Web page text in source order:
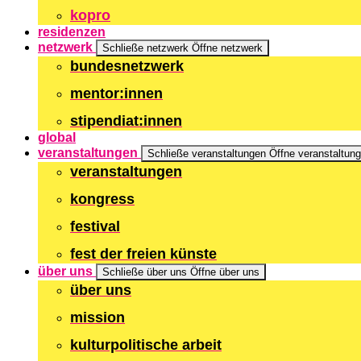
kopro
residenzen
netzwerk
Schließe netzwerk Öffne netzwerk
bundesnetzwerk
mentor:innen
stipendiat:innen
global
veranstaltungen
Schließe veranstaltungen Öffne
veranstaltungen
kongress
festival
fest der freien künste
über uns Schließe über uns Öffne über uns
über uns
mission
kulturpolitische arbeit